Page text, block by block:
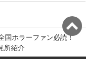
国ホラーファン必読！
所紹介